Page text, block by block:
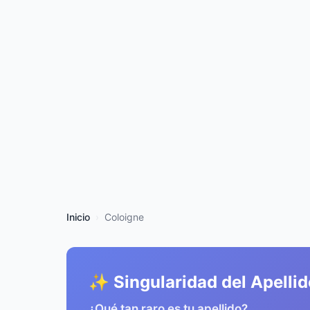
Inicio Coloigne
✨ Singularidad del